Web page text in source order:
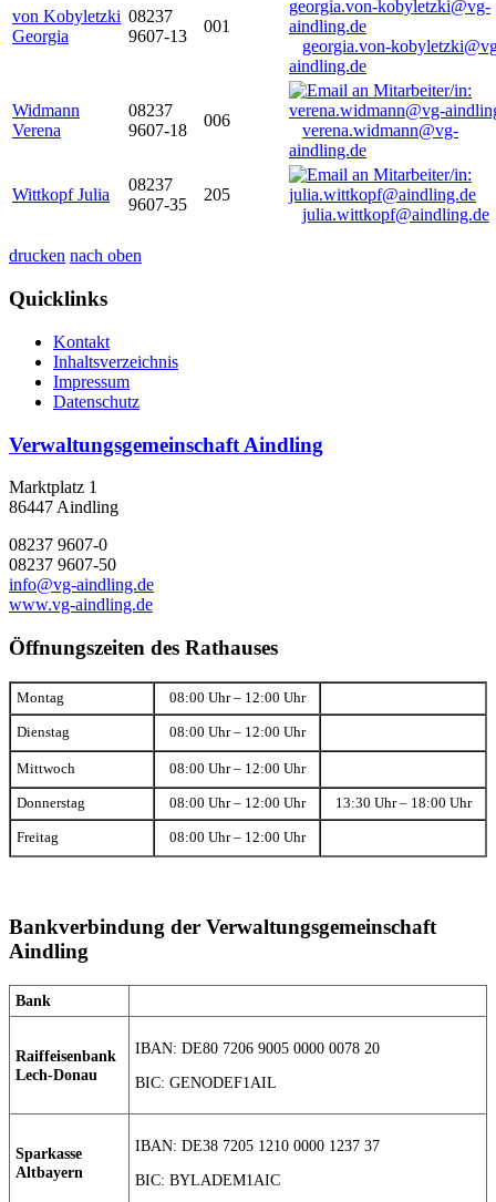
von Kobyletzki
Georgia
08237
9607-13
001
georgia.von-
aindling.de
Widmann
Verena
08237
9607-18
006
verena.widmann@vg-
aindling.de
Wittkopf Julia
08237
9607-35
205
julia.wittkopf@aindling.de
drucken nach oben
Quicklinks
Kontakt
Inhaltsverzeichnis
Impressum
Datenschutz
Verwaltungsgemeinschaft Aindling
Marktplatz 1
86447 Aindling
08237 9607-0
08237 9607-50
info@vg-aindling.de
www.vg-aindling.de
Öffnungszeiten des Rathauses
Montag 08:00 Uhr – 12:00 Uhr
Dienstag 08:00 Uhr – 12:00 Uhr
Mittwoch 08:00 Uhr – 12:00 Uhr
Donnerstag 08:00 Uhr – 12:00 Uhr 13:30 Uhr – 18:00 Uhr
Freitag 08:00 Uhr – 12:00 Uhr
Bankverbindung der Verwaltungsgemeinschaft
Aindling
Bank
Raiffeisenbank
Lech-Donau
IBAN: DE80 7206 9005 0000 0078 20
BIC: GENODEF1AIL
Sparkasse
Altbayern
IBAN: DE38 7205 1210 0000 1237 37
BIC: BYLADEM1AIC